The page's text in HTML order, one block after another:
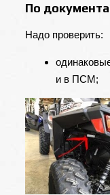
По
Надо проверить:
и в ПСМ;